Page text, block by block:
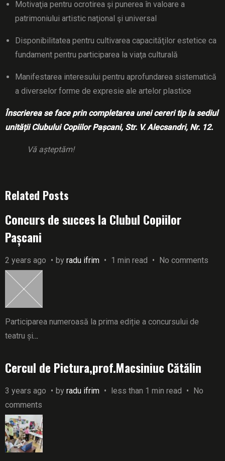
Motivaţia pentru ocrotirea şi punerea în valoare a
patrimoniului artistic naţional şi universal
Disponibilitatea pentru cultivarea capacităţilor estetice ca
fundament pentru participarea la viaţa culturală
Manifestarea interesului pentru aprofundarea sistematică
a diverselor forme de expresie ale artelor plastice
Înscrierea se face prin completarea unei cereri tip la sediul
unității Clubului Copiilor Pașcani, Str. V. Alecsandri, Nr. 12.
Vă așteptăm!
Related Posts
Concurs de succes la Clubul Copiilor
Pașcani
2 years ago by radu ifrim 1 min read No comments
Participarea numeroasă la prima ediție a concursului de
teatru și…
Cercul de Pictura,prof.Macsiniuc Cătălin
3 years ago by radu ifrim less than 1 min read
No
comments